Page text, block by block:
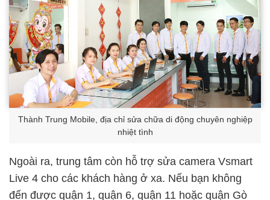
Thành Trung Mobile, địa chỉ sửa chữa di động chuyên nghiệp
nhiệt tình
Ngoài ra, trung tâm còn hỗ trợ sửa camera Vsmart
Live 4 cho các khách hàng ở xa. Nếu bạn không
đến được quận 1, quận 6, quận 11 hoặc quận Gò